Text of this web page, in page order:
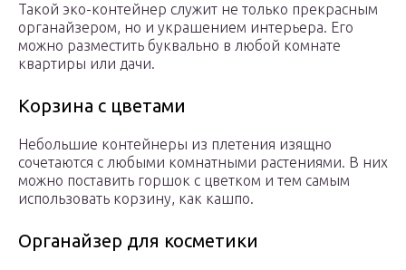
Такой эко-контейнер служит не только прекрасным
органайзером, но и украшением интерьера. Его
можно разместить буквально в любой комнате
квартиры или дачи.
Корзина с цветами
Небольшие контейнеры из плетения изящно
сочетаются с любыми комнатными растениями. В них
можно поставить горшок с цветком и тем самым
использовать корзину, как кашпо.
Органайзер для косметики